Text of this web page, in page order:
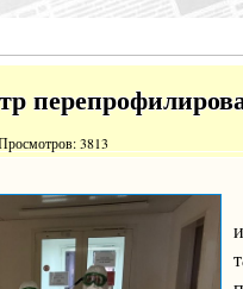
3813